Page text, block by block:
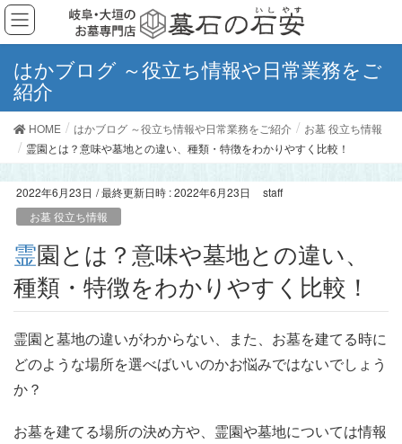
はかブログ ～役立ち情報や日常業務をご
紹介
HOME はかブログ ～役立ち情報や日常業務をご紹介
お墓 役立ち情報
霊園とは？意味や墓地との違い、種類・特徴をわかりやすく比較！
2022年6月23日 / 最終更新日時 :2022年6月23日
staff
お墓 役立ち情報
霊園とは？意味や墓地との違い、
種類・特徴をわかりやすく比較！
霊園と墓地の違いがわからない、また、お墓を建てる時に
どのような場所を選べばいいのかお悩みではないでしょう
か？
お墓を建てる場所の決め方や、霊園や墓地については情報